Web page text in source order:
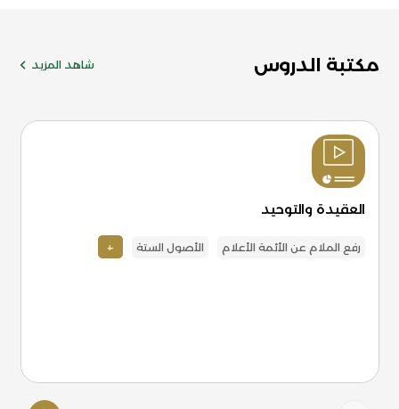
مكتبة الدروس شاهد المزيد
العقيدة والتوحيد
رفع الملام عن الأئمة الأعلام الأصول الستة +